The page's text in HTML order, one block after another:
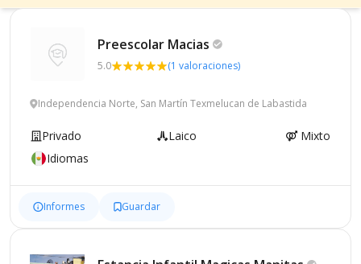
Preescolar Macias
5.0 (1 valoraciones)
Independencia Norte, San Martín Texmelucan de Labastida
Privado Laico
Mixto
Idiomas
Informes Guardar